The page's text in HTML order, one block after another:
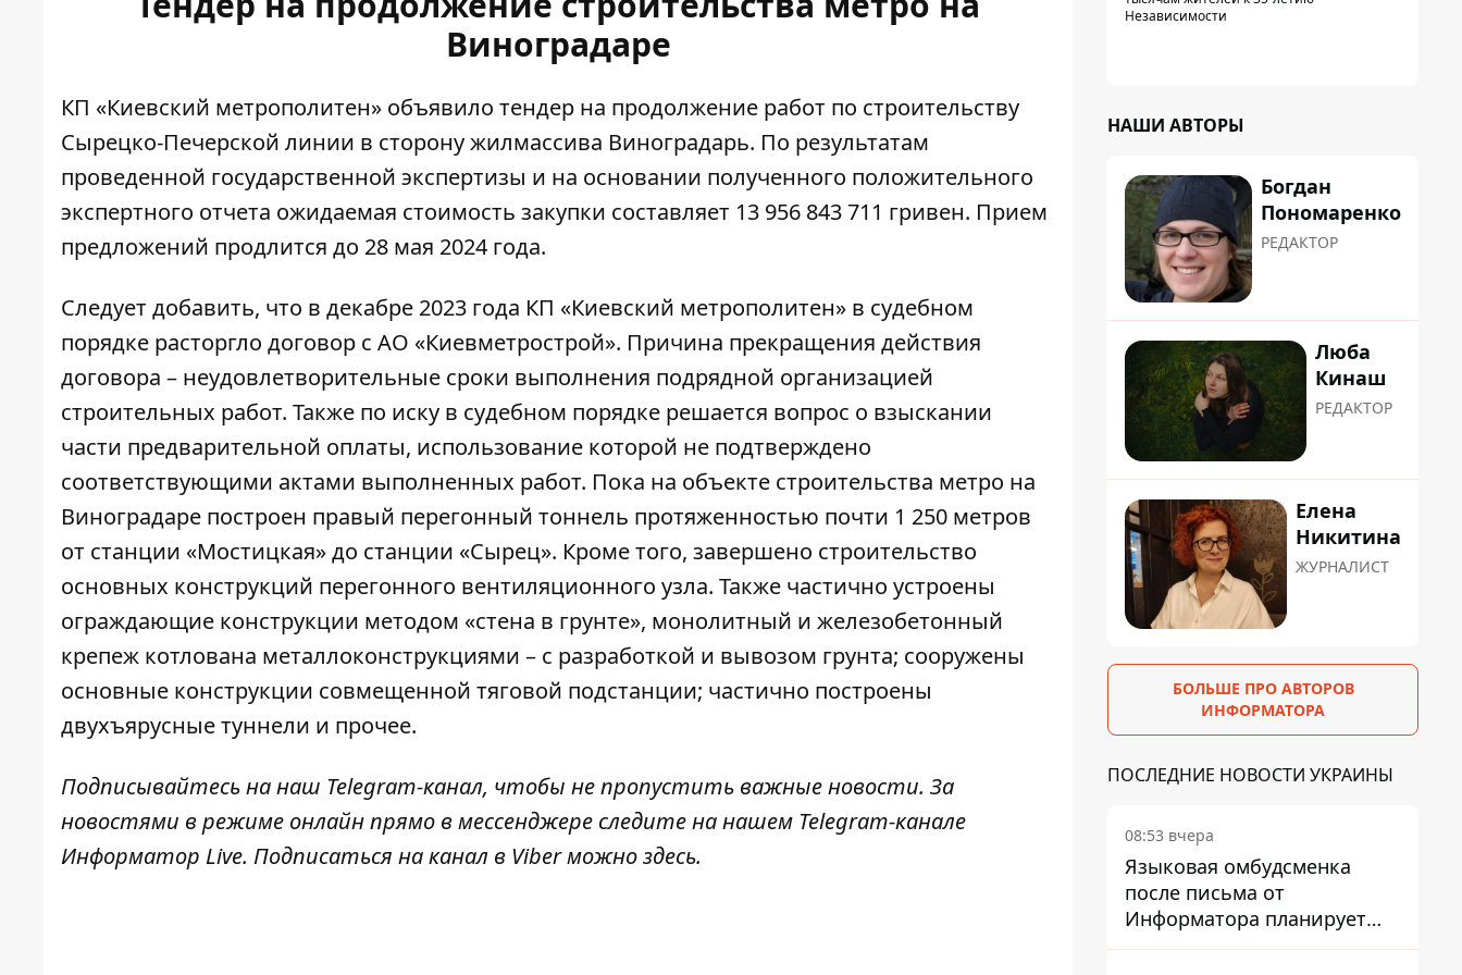
Виноградаре
КП «Киевский метрополитен» объявило тендер на продолжение работ по строительству
Сырецко-Печерской линии в сторону жилмассива Виноградарь. По результатам
проведенной государственной экспертизы и на основании полученного положительного
экспертного отчета ожидаемая стоимость закупки составляет 13 956 843 711 гривен. Прием
предложений продлится до 28 мая 2024 года.
Следует добавить, что в декабре 2023 года КП «Киевский метрополитен» в судебном
порядке расторгло договор с АО «Киевметрострой». Причина прекращения действия
договора – неудовлетворительные сроки выполнения подрядной организацией
строительных работ. Также по иску в судебном порядке решается вопрос о взыскании
части предварительной оплаты, использование которой не подтверждено
соответствующими актами выполненных работ. Пока на объекте строительства метро на
Виноградаре построен правый перегонный тоннель протяженностью почти 1 250 метров
от станции «Мостицкая» до станции «Сырец». Кроме того, завершено строительство
основных конструкций перегонного вентиляционного узла. Также частично устроены
ограждающие конструкции методом «стена в грунте», монолитный и железобетонный
крепеж котлована металлоконструкциями – с разработкой и вывозом грунта; сооружены
основные конструкции совмещенной тяговой подстанции; частично построены
двухъярусные туннели и прочее.
Подписывайтесь на наш Telegram-канал, чтобы не пропустить важные новости. За
новостями в режиме онлайн прямо в мессенджере следите на нашем Telegram-канале
Информатор Live. Подписаться на канал в Viber можноздесь.
дадут
Независимости
НАШИ АВТОРЫ
Богдан
Пономаренко
РЕДАКТОР
Люба
Кинаш
РЕДАКТОР
Елена
Никитина
ЖУРНАЛИСТ
БОЛЬШЕ ПРО АВТОРОВ
ИНФОРМАТОРА
ПОСЛЕДНИЕ НОВОСТИ УКРАИНЫ
08:53 вчера
Языковая омбудсменка
после письма от
Информатора планирует
наказать компанию-